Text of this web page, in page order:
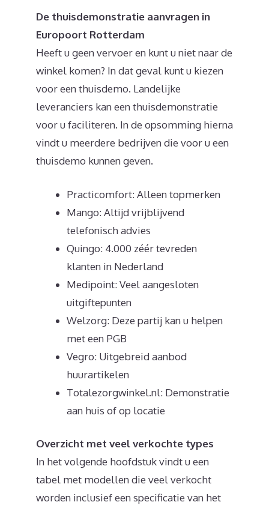
De thuisdemonstratie aanvragen in
Europoort Rotterdam
Heeft u geen vervoer en kunt u niet naar de
winkel komen? In dat geval kunt u kiezen
voor een thuisdemo. Landelijke
leveranciers kan een thuisdemonstratie
voor u faciliteren. In de opsomming hierna
vindt u meerdere bedrijven die voor u een
thuisdemo kunnen geven.
Practicomfort: Alleen topmerken
Mango: Altijd vrijblijvend
telefonisch advies
Quingo: 4.000 zéér tevreden
klanten in Nederland
Medipoint: Veel aangesloten
uitgiftepunten
Welzorg: Deze partij kan u helpen
met een PGB
Vegro: Uitgebreid aanbod
huurartikelen
Totalezorgwinkel.nl: Demonstratie
aan huis of op locatie
Overzicht met veel verkochte types
In het volgende hoofdstuk vindt u een
tabel met modellen die veel verkocht
worden inclusief een specificatie van het